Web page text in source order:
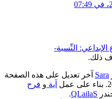
النِّسبة-
ذلك.
Sara آخر تعديل على هذه الصفحة
آية و فرح
QLailaS
.